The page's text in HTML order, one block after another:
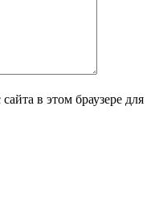
в этом браузере для